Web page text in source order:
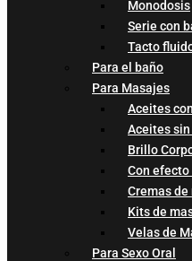
Monodosis
Serie con
Tacto
Para el baño
Para Masajes
Aceites
Aceites
Brillo
Con
Cremas de
Kits de
Velas de
Para Sexo Oral